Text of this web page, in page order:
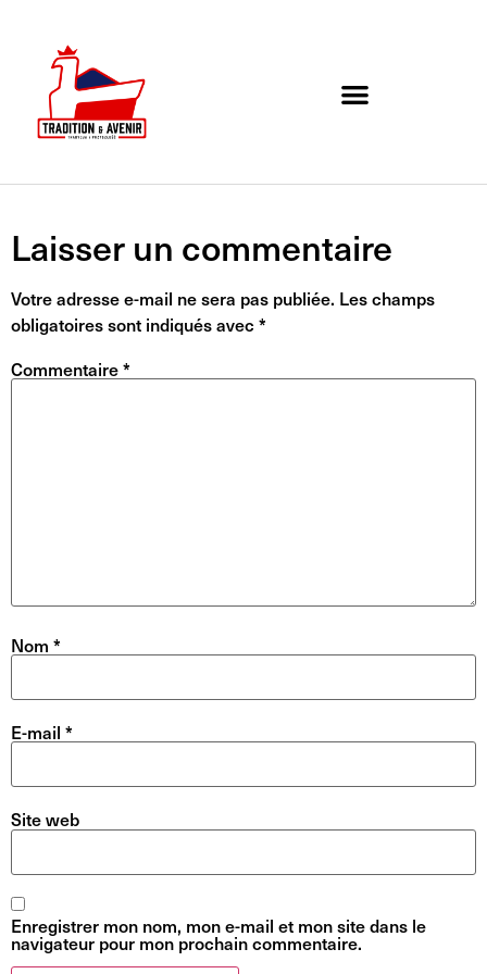
Laisser un commentaire
Votre adresse e-mail ne sera pas publiée. Les champs
obligatoires sont indiqués avec *
Commentaire*
Nom *
E-mail *
Site web
Enregistrer mon nom, mon e-mail et mon site dans le
navigateur pour mon prochain commentaire.